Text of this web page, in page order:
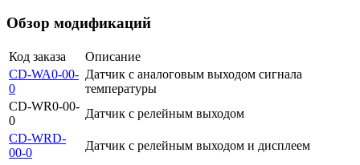
Обзор модификаций
Код заказа
Описание
CD-WA0-00-
0
Датчик с аналоговым выходом сигнала
температуры
CD-WR0-00-
0
Датчик с релейным выходом
CD-WRD-
00-0
Датчик с релейным выходом и дисплеем